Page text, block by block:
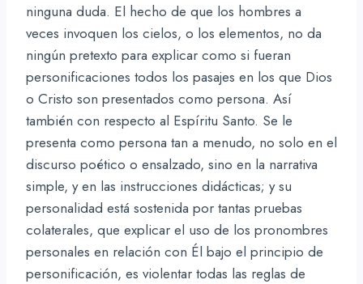
ninguna duda. El hecho de que los hombres a
veces invoquen los cielos, o los elementos, no da
ningún pretexto para explicar como si fueran
personificaciones todos los pasajes en los que Dios
o Cristo son presentados como persona. Así
también con respecto al Espíritu Santo. Se le
presenta como persona tan a menudo, no solo en el
discurso poético o ensalzado, sino en la narrativa
simple, y en las instrucciones didácticas; y su
personalidad está sostenida por tantas pruebas
colaterales, que explicar el uso de los pronombres
personales en relación con Él bajo el principio de
personificación, es violentar todas las reglas de